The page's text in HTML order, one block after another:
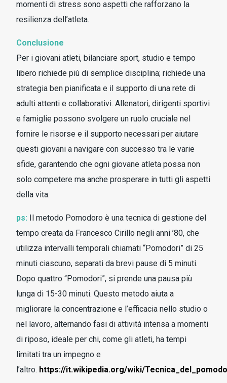
momenti di stress sono aspetti che rafforzano la
resilienza dell’atleta.
Conclusione
Per i giovani atleti, bilanciare sport, studio e tempo
libero richiede più di semplice disciplina; richiede una
strategia ben pianificata e il supporto di una rete di
adulti attenti e collaborativi. Allenatori, dirigenti sportivi
e famiglie possono svolgere un ruolo cruciale nel
fornire le risorse e il supporto necessari per aiutare
questi giovani a navigare con successo tra le varie
sfide, garantendo che ogni giovane atleta possa non
solo competere ma anche prosperare in tutti gli aspetti
della vita.
ps: Il metodo Pomodoro è una tecnica di gestione del
tempo creata da Francesco Cirillo negli anni ’80, che
utilizza intervalli temporali chiamati “Pomodori” di 25
minuti ciascuno, separati da brevi pause di 5 minuti.
Dopo quattro “Pomodori”, si prende una pausa più
lunga di 15-30 minuti. Questo metodo aiuta a
migliorare la concentrazione e l’efficacia nello studio o
nel lavoro, alternando fasi di attività intensa a momenti
di riposo, ideale per chi, come gli atleti, ha tempi
limitati tra un impegno e
l’altro. https://it.wikipedia.org/wiki/